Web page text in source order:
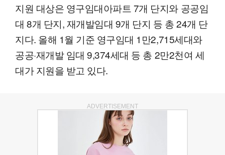
지원 대상은 영구임대아파트 7개 단지와 공공임
대 8개 단지, 재개발임대 9개 단지 등 총 24개 단
지다. 올해 1월 기준 영구임대 1만2,715세대와
공공·재개발 임대 9,374세대 등 총 2만2천여 세
대가 지원을 받고 있다.
ADVERTISEMENT